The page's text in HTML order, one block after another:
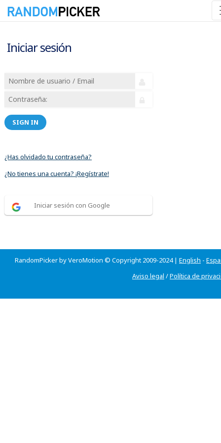
Iniciar sesión
SIGN IN
¿Has olvidado tu contraseña?
¿No tienes una cuenta? ¡Regístrate!
Iniciar sesión con Google
RandomPicker by VeroMotion © Copyright 2009-2024 | English -
Aviso legal /Política de